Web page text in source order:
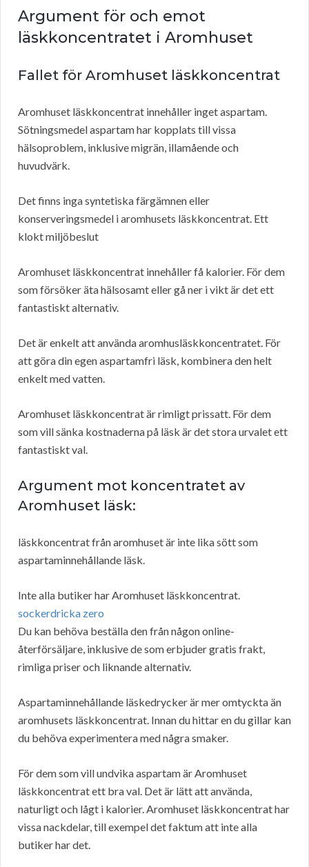
Argument för och emot
läskkoncentratet i Aromhuset
Fallet för Aromhuset läskkoncentrat
Aromhuset läskkoncentrat innehåller inget aspartam.
Sötningsmedel aspartam har kopplats till vissa
hälsoproblem, inklusive migrän, illamående och
huvudvärk.
Det finns inga syntetiska färgämnen eller
konserveringsmedel i aromhusets läskkoncentrat. Ett
klokt miljöbeslut
Aromhuset läskkoncentrat innehåller få kalorier. För dem
som försöker äta hälsosamt eller gå ner i vikt är det ett
fantastiskt alternativ.
Det är enkelt att använda aromhusläskkoncentratet. För
att göra din egen aspartamfri läsk, kombinera den helt
enkelt med vatten.
Aromhuset läskkoncentrat är rimligt prissatt. För dem
som vill sänka kostnaderna på läsk är det stora urvalet ett
fantastiskt val.
Argument mot koncentratet av
Aromhuset läsk:
läskkoncentrat från aromhuset är inte lika sött som
aspartaminnehållande läsk.
Inte alla butiker har Aromhuset läskkoncentrat.
sockerdricka zero
Du kan behöva beställa den från någon online-
återförsäljare, inklusive de som erbjuder gratis frakt,
rimliga priser och liknande alternativ.
Aspartaminnehållande läskedrycker är mer omtyckta än
aromhusets läskkoncentrat. Innan du hittar en du gillar kan
du behöva experimentera med några smaker.
För dem som vill undvika aspartam är Aromhuset
läskkoncentrat ett bra val. Det är lätt att använda,
naturligt och lågt i kalorier. Aromhuset läskkoncentrat har
vissa nackdelar, till exempel det faktum att inte alla
butiker har det.